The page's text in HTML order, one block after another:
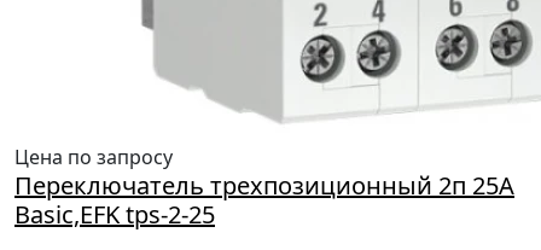
Цена по запросу
Переключатель трехпозиционный 2п 25А
Basic,EFK tps-2-25